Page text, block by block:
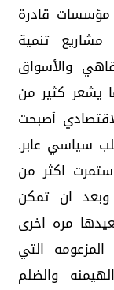
مؤسسات قادرة
تنمية
والأسواق
يشعر كثير من
أصبحت
سياسي عابر.
اكثر من
وبعد ان تمكن
مره اخرى
التي
والضلم